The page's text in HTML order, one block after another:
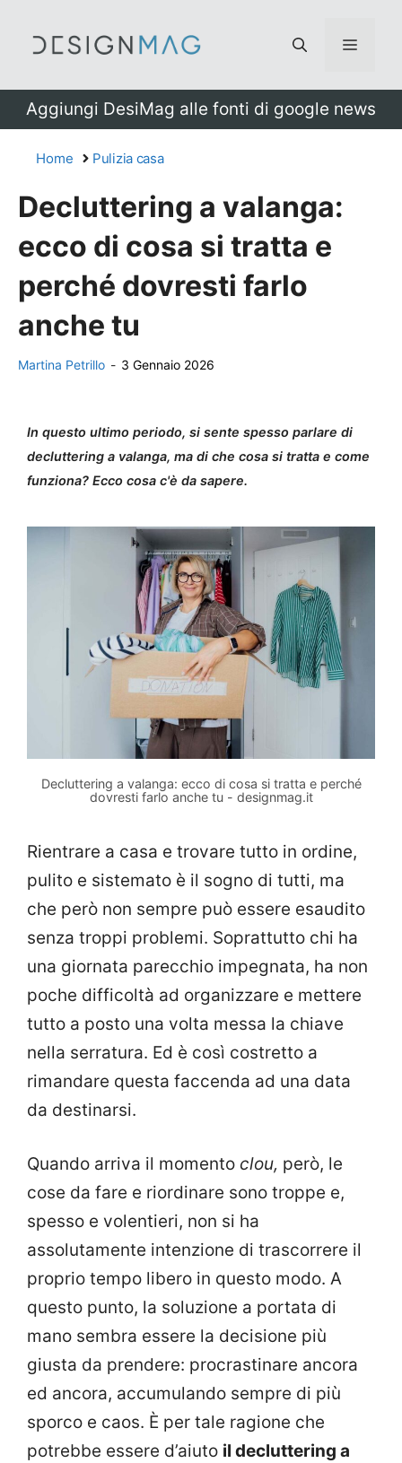
Menu
Aggiungi DesiMag alle fonti di google news
Home Pulizia casa
Decluttering a valanga:
ecco di cosa si tratta e
perché dovresti farlo
anche tu
Martina Petrillo - 3 Gennaio 2026
In questo ultimo periodo, si sente spesso parlare di
decluttering a valanga, ma di che cosa si tratta e come
funziona? Ecco cosa c'è da sapere.
Decluttering a valanga: ecco di cosa si tratta e perché
dovresti farlo anche tu - designmag.it
Rientrare a casa e trovare tutto in ordine,
pulito e sistemato è il sogno di tutti, ma
che però non sempre può essere esaudito
senza troppi problemi. Soprattutto chi ha
una giornata parecchio impegnata, ha non
poche difficoltà ad organizzare e mettere
tutto a posto una volta messa la chiave
nella serratura. Ed è così costretto a
rimandare questa faccenda ad una data
da destinarsi.
Quando arriva il momento clou, però, le
cose da fare e riordinare sono troppe e,
spesso e volentieri, non si ha
assolutamente intenzione di trascorrere il
proprio tempo libero in questo modo. A
questo punto, la soluzione a portata di
mano sembra essere la decisione più
giusta da prendere: procrastinare ancora
ed ancora, accumulando sempre di più
sporco e caos. È per tale ragione che
potrebbe essere d’aiuto il decluttering a